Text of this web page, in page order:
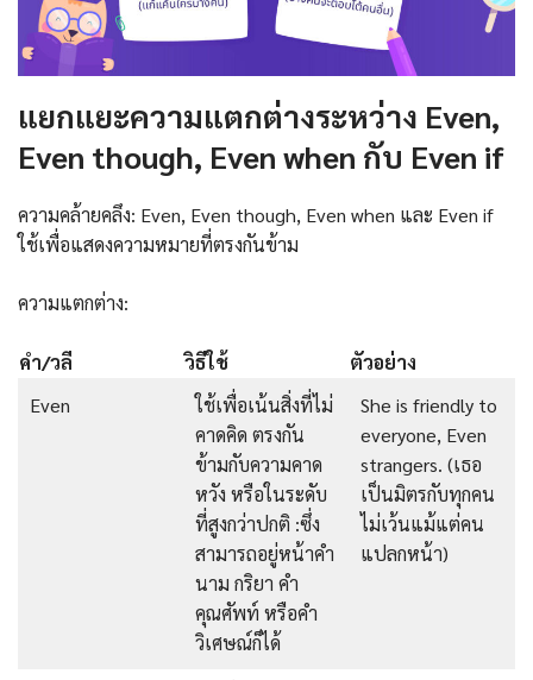
แยกแยะความแตกต่างระหว่าง Even,
Even though, Even when กับ Even if
ความคล้ายคลึง: Even, Even though, Even when และ Even if
ใช้เพื่อแสดงความหมายที่ตรงกันข้าม
ความแตกต่าง:
คํา/วลี วิธีใช้
ตัวอย่าง
Even
ใช้เพื่อเน้นสิ่งที่ไม่
คาดคิด ตรงกัน
ข้ามกับความคาด
หวัง หรือในระดับ
ที่สูงกว่าปกติ :ซึ่ง
สามารถอยู่หน้าคำ
นาม กริยา คำ
คุณศัพท์ หรือคำ
วิเศษณ์ก็ได้
She is friendly to
everyone, Even
strangers. (เธอ
เป็นมิตรกับทุกคน
ไม่เว้นแม้แต่คน
แปลกหน้า)